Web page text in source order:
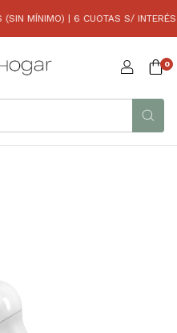
MÍNIMO) | 6 CUOTAS S/ INTERÉS
0